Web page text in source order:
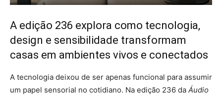
A edição 236 explora como tecnologia,
design e sensibilidade transformam
casas em ambientes vivos e conectados
A tecnologia deixou de ser apenas funcional para assumir
um papel sensorial no cotidiano. Na edição 236 da Áudio